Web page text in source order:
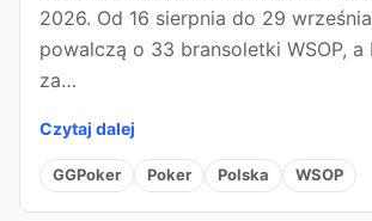
2026. Od 16 sierpnia do 29
powalczą o 33 bransoletki WSOP, a
za…
Czytaj dalej
GGPoker Poker Polska WSOP